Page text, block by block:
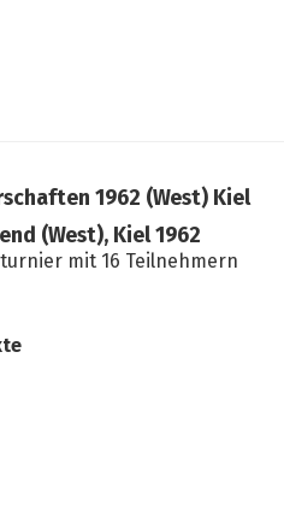
1962 (West) Kiel
(West), Kiel 1962
mit 16 Teilnehmern